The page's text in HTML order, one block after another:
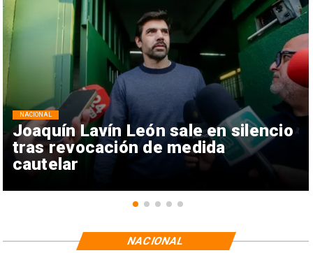
Joaquín Lavín León sale en silencio
tras revocación de medida
cautelar
NACIONAL
NACIONAL